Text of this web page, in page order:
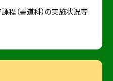
（書道科）の実施状況等